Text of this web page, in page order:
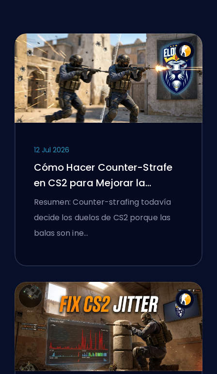
12 Jul 2026
Cómo Hacer Counter-Strafe
en CS2 para Mejorar la
Precisión
Resumen: Counter-strafing todavía
decide los duelos de CS2 porque las
balas son ine…